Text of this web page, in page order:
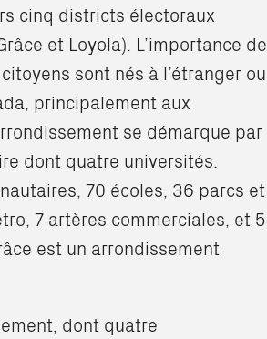
cinq districts électoraux
et Loyola). L’importance de
sont nés à l’étranger ou
principalement aux
se démarque par
dont quatre universités.
70 écoles, 36 parcs et
7 artères commerciales, et 5
est un arrondissement
dont quatre